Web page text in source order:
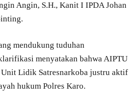
Angin, S.H., Kanit I IPDA Johan
mendukung tuduhan
menyatakan bahwa AIPTU
Lidik Satresnarkoba justru aktif
hukum Polres Karo.